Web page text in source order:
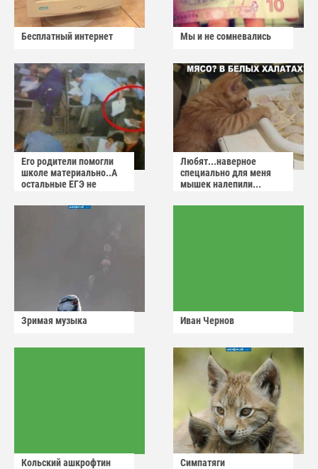
Бесплатный интернет Мы и не сомневались
Его родители помогли
школе материально..А
остальные ЕГЭ не
Любят...наверное
специально для меня
мышек налепили...
Зримая музыка Иван Чернов
Кольский ашкрофтин Симпатяги